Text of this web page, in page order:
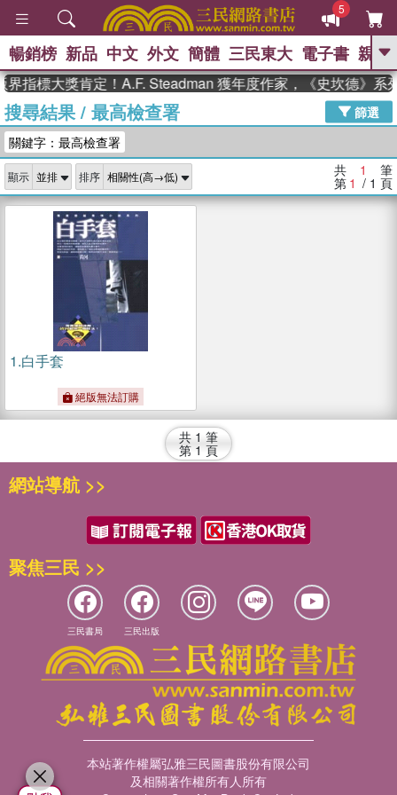
5
GO
熱搜： 高希均教授回憶錄
、 The Odyssey 、 父親節 、 如果歷
獎 臺灣漫遊錄 、 方念華 、 台灣的李
登輝時代
數學女孩：黎曼猜想 、
偉大的迷走神經
暢銷榜 新品 中文 外文 簡體 三民東大 電子書 親子
指標大獎肯定！A.F. Steadman 獲年度作家，《史坎德》系
搜尋結果/ 最高檢查署
篩選
關鍵字：最高檢查署
顯示 排序 共 1 筆
第 1 / 1 頁
1.白手套
絕版無法訂購
共 1 筆
第 1 頁
網站導航 >>
聚焦三民 >>
三民書局 三民出版
本站著作權屬弘雅三民圖書股份有限公司
及相關著作權所有人所有